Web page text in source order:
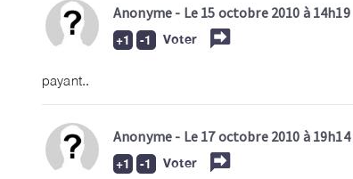
Anonyme - Le 15 octobre 2010 à 14h19
Voter
payant..
Anonyme - Le 17 octobre 2010 à 19h14
Voter